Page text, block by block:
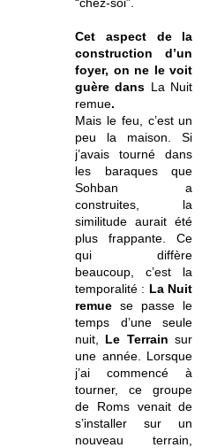
Cet aspect de la
construction d’un
foyer, on ne le voit
guère dans La Nuit
remue.
Mais le feu, c’est un
peu la maison. Si
j’avais tourné dans
les baraques que
Sohban a
construites, la
similitude aurait été
plus frappante. Ce
qui diffère
beaucoup, c’est la
temporalité : La Nuit
remue se passe le
temps d’une seule
nuit, Le Terrain sur
une année. Lorsque
j’ai commencé à
tourner, ce groupe
de Roms venait de
s’installer sur un
nouveau terrain,